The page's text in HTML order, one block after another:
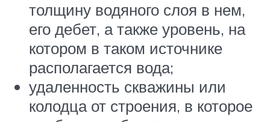
толщину водяного слоя в нем,
его дебет, а также уровень, на
котором в таком источнике
располагается вода;
удаленность скважины или
колодца от строения, в которое